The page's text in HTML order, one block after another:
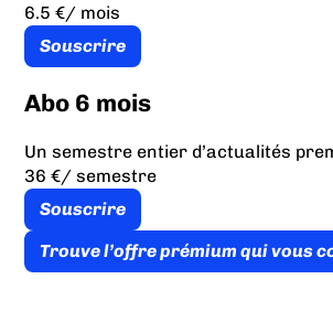
6.5 €/ mois
Souscrire
Abo 6 mois
Un semestre entier d’actualités
36 €/ semestre
Souscrire
Trouve l’offre prémium qui vous